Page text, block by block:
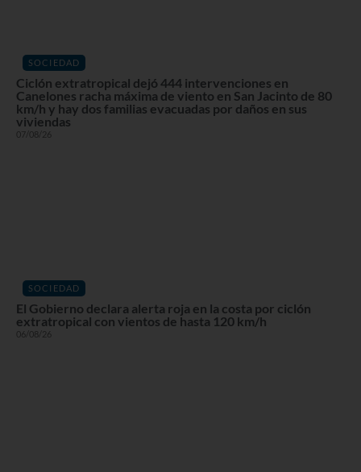
SOCIEDAD
Ciclón extratropical dejó 444 intervenciones en
Canelones racha máxima de viento en San Jacinto de 80
km/h y hay dos familias evacuadas por daños en sus
viviendas
07/08/26
SOCIEDAD
El Gobierno declara alerta roja en la costa por ciclón
extratropical con vientos de hasta 120 km/h
06/08/26